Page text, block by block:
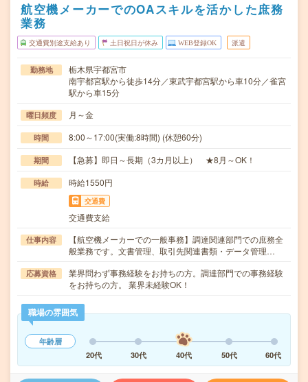
航空機メーカーでのOAスキルを活かした庶務
業務
交通費別途支給あり 土日祝日が休み WEB登録OK 派遣
勤務地
栃木県宇都宮市
南宇都宮駅から徒歩14分／東武宇都宮駅から車10分／雀宮
駅から車15分
曜日頻度 月～金
時間 8:00～17:00(実働:8時間) (休憩60分)
期間 【急募】即日～長期（3カ月以上） ★8月～OK！
時給 時給1550円
交通費
交通費支給
仕事内容
【航空機メーカーでの一般事務】調達関連部門での庶務全
般業務です。文書管理、取引先関連書類・データ管理…
応募資格
業界問わず事務経験をお持ちの方。調達部門での事務経験
をお持ちの方。 業界未経験OK！
職場の雰囲気
年齢層
20代
30代 40代 50代 60代